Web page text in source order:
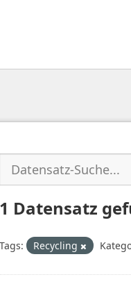
1 Datensatz
Tags: Recycling